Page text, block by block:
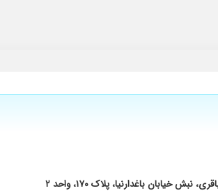
نبش خیابان باغدارنیا، پلاک ۱۷۰، واحد ۲